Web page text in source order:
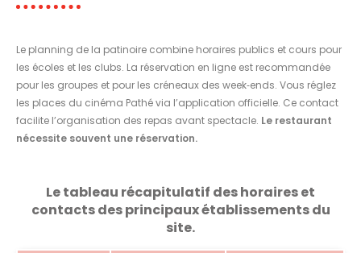
Le planning de la patinoire combine horaires publics et cours pour
les écoles et les clubs. La réservation en ligne est recommandée
pour les groupes et pour les créneaux des week‑ends. Vous réglez
les places du cinéma Pathé via l’application officielle. Ce contact
facilite l’organisation des repas avant spectacle. Le restaurant
nécessite souvent une réservation.
Le tableau récapitulatif des horaires et
contacts des principaux établissements du
site.